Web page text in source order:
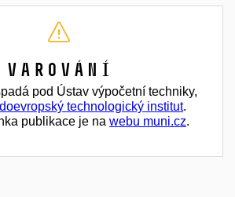
Varování
pod Ústav výpočetní techniky,
technologický institut.
publikace je na webu muni.cz.